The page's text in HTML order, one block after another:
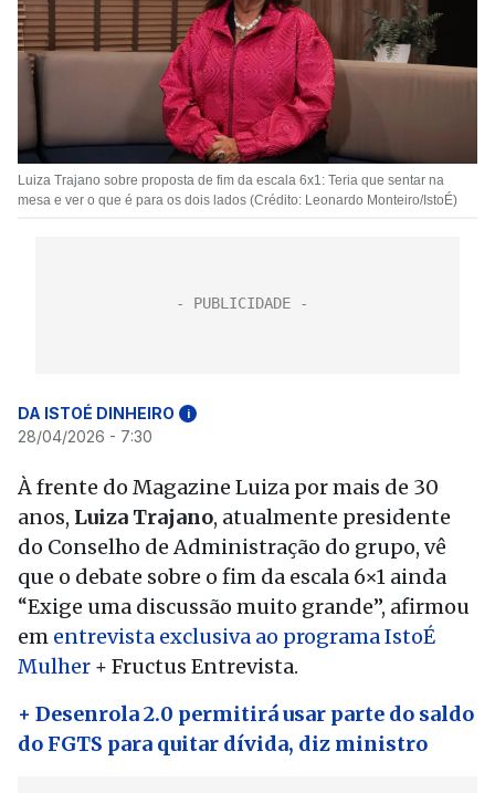
Luiza Trajano sobre proposta de fim da escala 6x1: Teria que sentar na
mesa e ver o que é para os dois lados (Crédito: Leonardo Monteiro/IstoÉ)
DA ISTOÉ DINHEIRO i
28/04/2026 - 7:30
À frente do Magazine Luiza por mais de 30
anos, Luiza Trajano, atualmente presidente
do Conselho de Administração do grupo, vê
que o debate sobre o fim da escala 6×1 ainda
“Exige uma discussão muito grande”, afirmou
em entrevista exclusiva ao programa IstoÉ
Mulher + Fructus Entrevista.
+ Desenrola 2.0 permitirá usar parte do saldo
do FGTS para quitar dívida, diz ministro